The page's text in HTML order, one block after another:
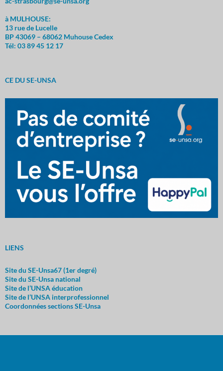
à MULHOUSE:
13 rue de Lucelle
BP 43069 – 68062 Muhouse Cedex
Tél: 03 89 45 12 17
CE DU SE-UNSA
LIENS
Site du SE-Unsa67 (1er degré)
Site du SE-Unsa national
Site de l’UNSA éducation
Site de l’UNSA interprofessionnel
Coordonnées sections SE-Unsa